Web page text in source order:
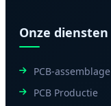
Onze diensten
PCB-assemblage
PCB Productie